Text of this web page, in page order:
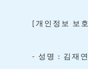
개인정보 보
- 성명 : 김재연